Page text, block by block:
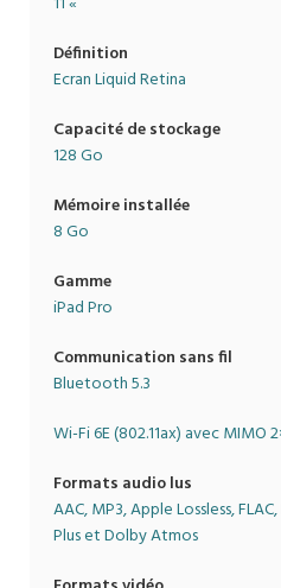
Définition
Ecran Liquid Retina
Capacité de stockage
128 Go
Mémoire installée
8 Go
Gamme
iPad Pro
Communication sans fil
Bluetooth 5.3
Wi-Fi 6E (802.11ax) avec MIMO
Formats audio lus
AAC, MP3, Apple Lossless,
Plus et Dolby Atmos